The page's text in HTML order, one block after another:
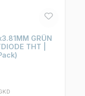
GRÜN
THT |